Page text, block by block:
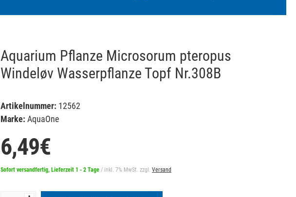
Aquarium Pflanze Microsorum pteropus
Windeløv Wasserpflanze Topf Nr.308B
Artikelnummer: 12562
Marke: AquaOne
6,49€
Sofort versandfertig, Lieferzeit 1 - 2 Tage/ inkl. 7% MwSt. zzgl.Versand